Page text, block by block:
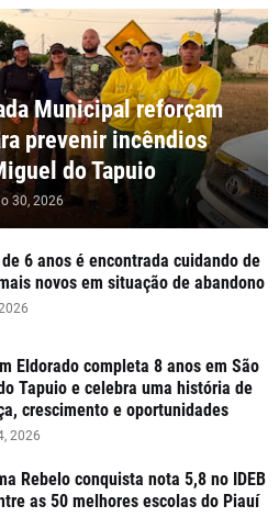
Municipal reforçam
prevenir incêndios
do Tapuio
30, 2026
6 anos é encontrada cuidando de
novos em situação de abandono
Eldorado completa 8 anos em São
Tapuio e celebra uma história de
crescimento e oportunidades
2026
Rebelo conquista nota 5,8 no IDEB
as 50 melhores escolas do Piauí